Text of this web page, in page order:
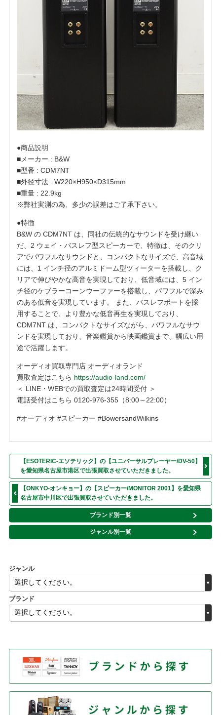
ジャンル
ブランド
●商品説明
■メーカー : B&W
■型番 : CDM7NT
■外径寸法 : W220×H950×D315mm
■重量 : 22.9kg
※弊社実測の為、多少の誤差はご了承下さい。
●特徴
B&W の CDM7NT は、同社の伝統的なサウンドを受け継い
だ、2 ウェイ・バスレフ型スピーカーで、特徴は、そのクリ
アでパワフルなサウンドと、コンパクトなサイズで、高音域
には、1 インチ径のアルミドーム型ツィーターを搭載し、ク
リアで伸びやかな高音を実現しており、低音域には、5 イン
チ径のケブラーコーンウーファーを搭載し、パワフルで深み
のある低音を実現しています。 また、バスレフポートを採
用することで、より豊かな低音再生を実現しており、
CDM7NT は、コンパクトなサイズながら、パワフルなサウ
ンドを実現しており、音楽鑑賞から映画鑑賞まで、幅広い用
途で活躍します。
オーディオ買取専門店 オーディオランド
買取査定はこちら https://audio-land.com/
＜ LINE・WEBでの買取査定は24時間受付 ＞
電話受付はこちら 0120-976-355（8:00～22:00）
#オーディオ #スピーカー #BowersandWilkins
【ESOTERIC-エソテリック】の【ユニバーサルプレーヤー/DV-50】
を愛知県名古屋市港区で出張買取させていただきました。
【ONKYO-オンキョー】の【スピーカー/MONITOR 2001】を愛知県
名古屋市中川区で出張買取させていただきました。
ブランド別一覧
ジャンル別一覧